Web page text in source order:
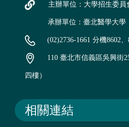
主辦單位：大學招生委員
承辦單位：臺北醫學大學
(02)2736-1661 分機8602、
110 臺北市信義區吳興街
四樓）
相關連結